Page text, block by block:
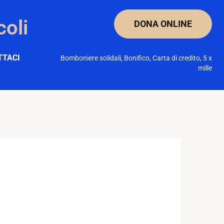
DONA ONLINE
Bomboniere solidali, Bonifico, Carta di credito, 5 x
mille